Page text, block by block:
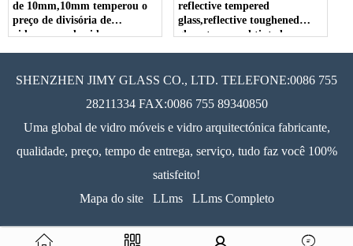
de 10mm,10mm temperou o
preço de divisória de
vidro,preço de vidro
reflective tempered
glass,reflective toughened
glass, tempered tinted
SHENZHEN JIMY GLASS CO., LTD. TELEFONE:0086 755
28211334 FAX:0086 755 89340850
Uma global de vidro móveis e vidro arquitectónica fabricante,
qualidade, preço, tempo de entrega, serviço, tudo faz você 100%
satisfeito!
Mapa do site
LLms LLms Completo